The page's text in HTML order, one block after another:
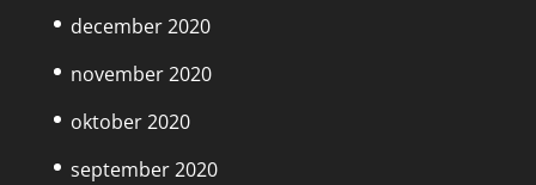
december 2020
november 2020
oktober 2020
september 2020